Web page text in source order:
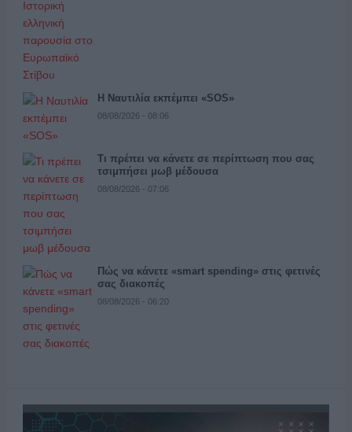
Η Ναυτιλία εκπέμπει «SOS»
08/08/2026 - 08:06
Τι πρέπει να κάνετε σε περίπτωση που σας
τσιμπήσει μωβ μέδουσα
08/08/2026 - 07:06
Πώς να κάνετε «smart spending» στις φετινές
σας διακοπές
08/08/2026 - 06:20